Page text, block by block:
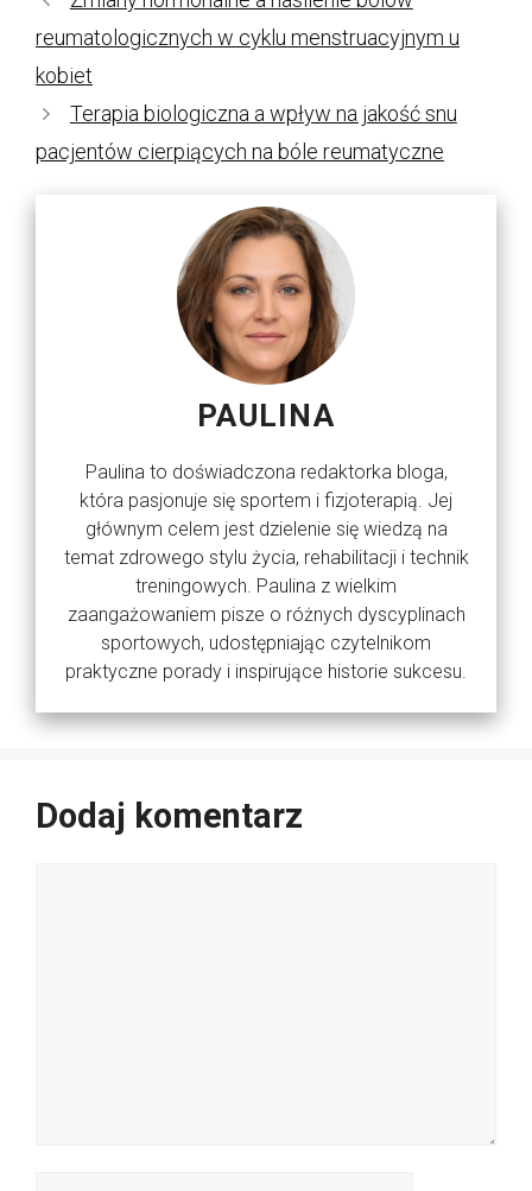
reumatologicznych w cyklu menstruacyjnym u
kobiet
Terapia biologiczna a wpływ na jakość snu
pacjentów cierpiących na bóle reumatyczne
PAULINA
Paulina to doświadczona redaktorka bloga,
która pasjonuje się sportem i fizjoterapią. Jej
głównym celem jest dzielenie się wiedzą na
temat zdrowego stylu życia, rehabilitacji i technik
treningowych. Paulina z wielkim
zaangażowaniem pisze o różnych dyscyplinach
sportowych, udostępniając czytelnikom
praktyczne porady i inspirujące historie sukcesu.
Dodaj komentarz